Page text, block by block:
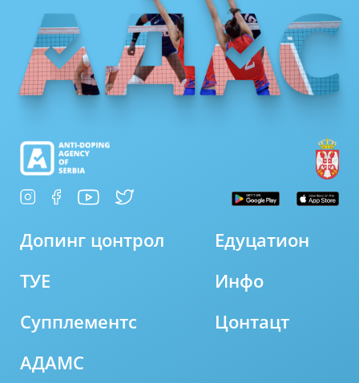
Допинг цонтрол
ТУЕ
Супплементс
АДАМС
Едуцатион
Инфо
Цонтацт